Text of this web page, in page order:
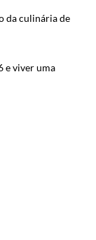
da culinária de
e viver uma